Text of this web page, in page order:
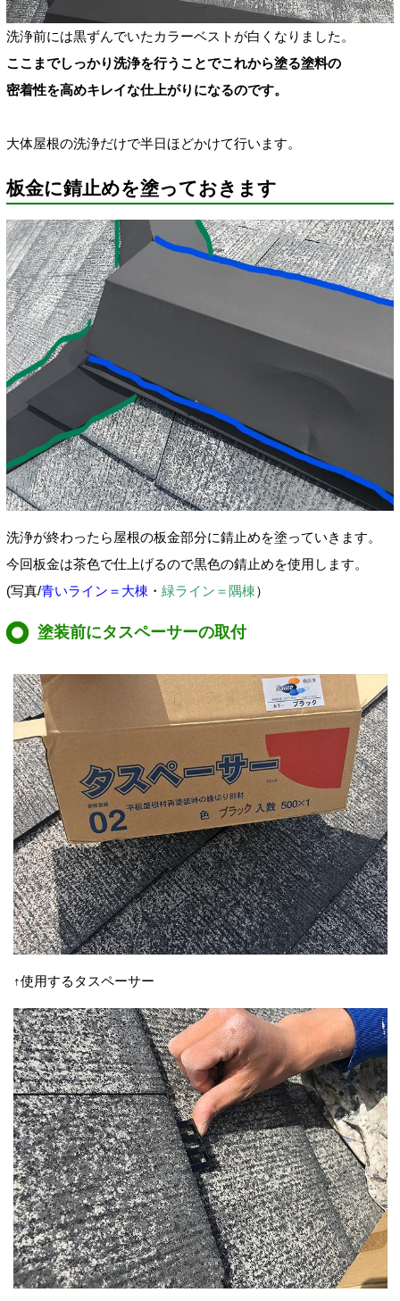
洗浄前には黒ずんでいたカラーベストが白くなりました。
ここまでしっかり洗浄を行うことでこれから塗る塗料の
密着性を高めキレイな仕上がりになるのです。
大体屋根の洗浄だけで半日ほどかけて行います。
板金に錆止めを塗っておきます
洗浄が終わったら屋根の板金部分に錆止めを塗っていきます。
今回板金は茶色で仕上げるので黒色の錆止めを使用します。
(写真/青いライン＝大棟 ・ 緑ライン＝隅棟）
塗装前にタスペーサーの取付
↑使用するタスペーサー